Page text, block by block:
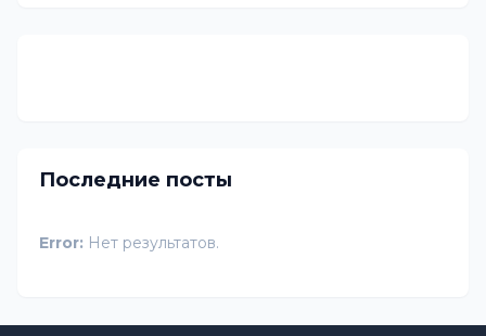
Последние посты
Error: Нет результатов.